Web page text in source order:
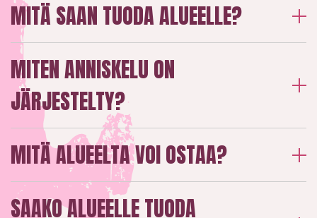
MITÄ SAAN TUODA ALUEELLE?
MITEN ANNISKELU ON
JÄRJESTELTY?
MITÄ ALUEELTA VOI OSTAA?
SAAKO ALUEELLE TUODA